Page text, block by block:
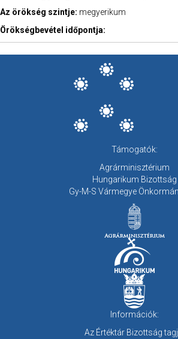
Az örökség szintje: megyerikum
Örökségbevétel időpontja:
Támogatók:
Agrárminisztérium
Hungarikum Bizottság
Gy-M-S Vármegye
Információk:
Az Értéktár Bizottság